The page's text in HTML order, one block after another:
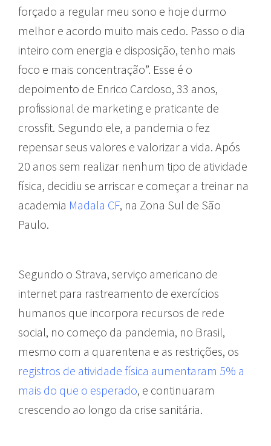
forçado a regular meu sono e hoje durmo
melhor e acordo muito mais cedo. Passo o dia
inteiro com energia e disposição, tenho mais
foco e mais concentração”. Esse é o
depoimento de Enrico Cardoso, 33 anos,
profissional de marketing e praticante de
crossfit. Segundo ele, a pandemia o fez
repensar seus valores e valorizar a vida. Após
20 anos sem realizar nenhum tipo de atividade
física, decidiu se arriscar e começar a treinar na
academia Madala CF, na Zona Sul de São
Paulo.
Segundo o Strava, serviço americano de
internet para rastreamento de exercícios
humanos que incorpora recursos de rede
social, no começo da pandemia, no Brasil,
mesmo com a quarentena e as restrições, os
registros de atividade física aumentaram 5% a
mais do que o esperado, e continuaram
crescendo ao longo da crise sanitária.